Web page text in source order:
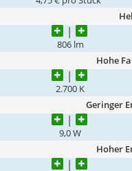
806 lm
Hohe
2.700 K
Geringer
9,0 W
Hoher